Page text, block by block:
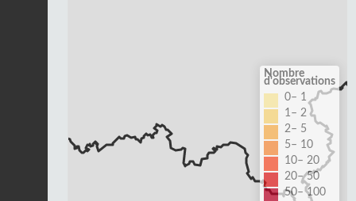
Nombre
d'observations
0– 1
1– 2
2– 5
5– 10
10– 20
20– 50
50– 100